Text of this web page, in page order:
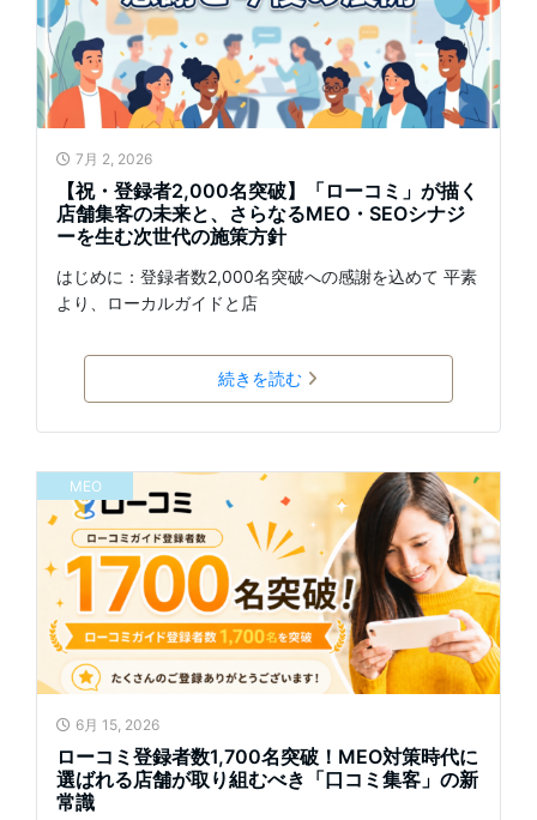
7月 2, 2026
【祝・登録者2,000名突破】「ローコミ」が描く
店舗集客の未来と、さらなるMEO・SEOシナジ
ーを生む次世代の施策方針
はじめに：登録者数2,000名突破への感謝を込めて 平素
より、ローカルガイドと店
続きを読む
MEO
6月 15, 2026
ローコミ登録者数1,700名突破！MEO対策時代に
選ばれる店舗が取り組むべき「口コミ集客」の新
常識